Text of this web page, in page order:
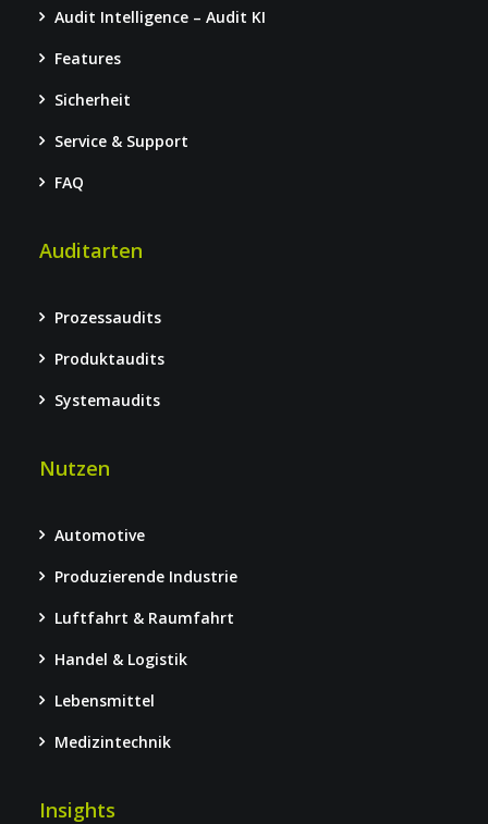
Audit Intelligence – Audit KI
Features
Sicherheit
Service & Support
FAQ
Auditarten
Prozessaudits
Produktaudits
Systemaudits
Nutzen
Automotive
Produzierende Industrie
Luftfahrt & Raumfahrt
Handel & Logistik
Lebensmittel
Medizintechnik
Insights